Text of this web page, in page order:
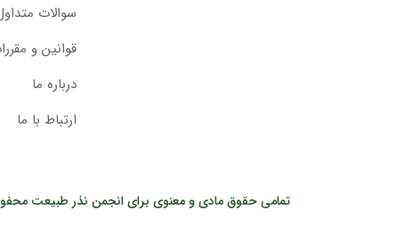
سوالات
قوانین و
درباره ما
ارتباط با ما
تمامی حقوق مادی و معنوی برای انجمن نذر طبیعت